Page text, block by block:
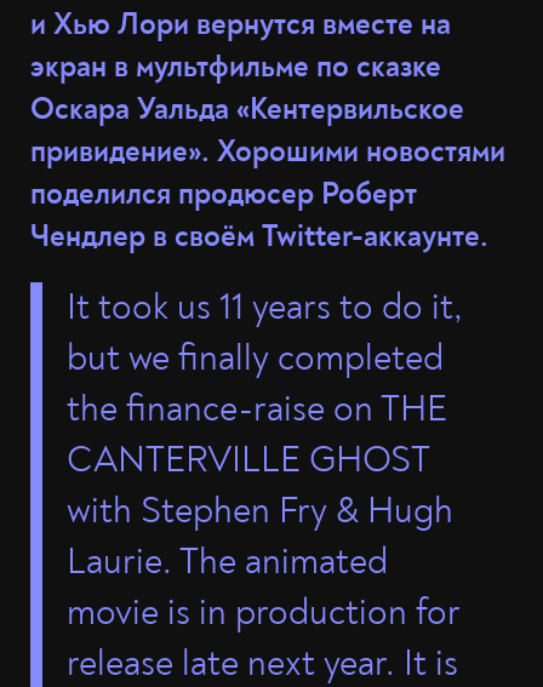
и Хью Лори вернутся вместе на
экран в мультфильме по сказке
Оскара Уальда «Кентервильское
привидение». Хорошими новостями
поделился продюсер Роберт
Чендлер в своём Twitter-аккаунте.
It took us 11 years to do it,
but we finally completed
the finance-raise on THE
CANTERVILLE GHOST
with Stephen Fry & Hugh
Laurie. The animated
movie is in production for
release late next year. It is